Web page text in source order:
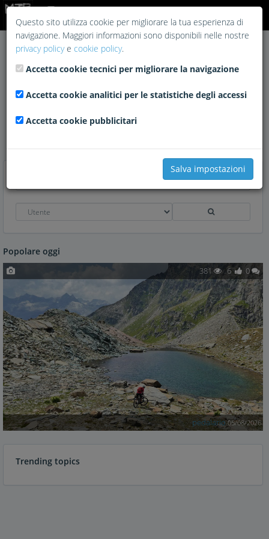
#strive
Popolare oggi
381 6 0
pedalario 05/08/2026
Trending topics
Questo sito utilizza cookie per migliorare la tua esperienza di
navigazione. Maggiori informazioni sono disponibili nelle nostre
privacy policye cookie policy.
Accetta cookie tecnici per migliorare la navigazione
Accetta cookie analitici per le statistiche degli accessi
Accetta cookie pubblicitari
Salva impostazioni